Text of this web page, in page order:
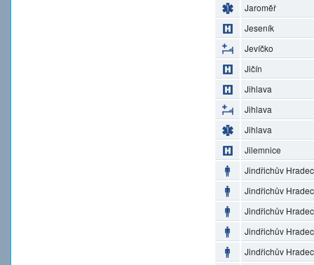
Jaroměř
Jeseník
Jevíčko
Jičín
Jihlava
Jihlava
Jihlava
Jilemnice
Jindřichův Hradec
Jindřichův Hradec
Jindřichův Hradec
Jindřichův Hradec
Jindřichův Hradec